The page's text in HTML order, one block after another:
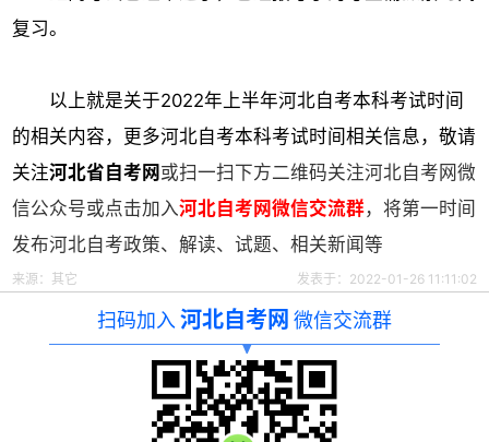
复习。
以上就是关于2022年上半年河北自考本科考试时间
的相关内容，更多河北自考本科考试时间相关信息，敬请
关注河北省自考网 或扫一扫下方二维码关注河北自考网微
信公众号或点击加入河北自考网微信交流群，将第一时间
发布河北自考政策、解读、试题、相关新闻等
来源：其它 发表于：2022-01-26 11:11:02
扫码加入 河北自考网 微信交流群